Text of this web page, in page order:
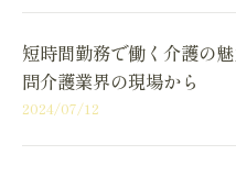
短時間勤務で働く介護の
問介護業界の現場から
2024/07/12